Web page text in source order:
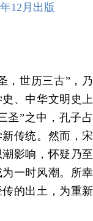
年12 月出版
，世历三古”，
、中华文明史
圣”之中，孔子
传统。然而，
影响，怀疑乃
一时风潮。所
的出土，为重